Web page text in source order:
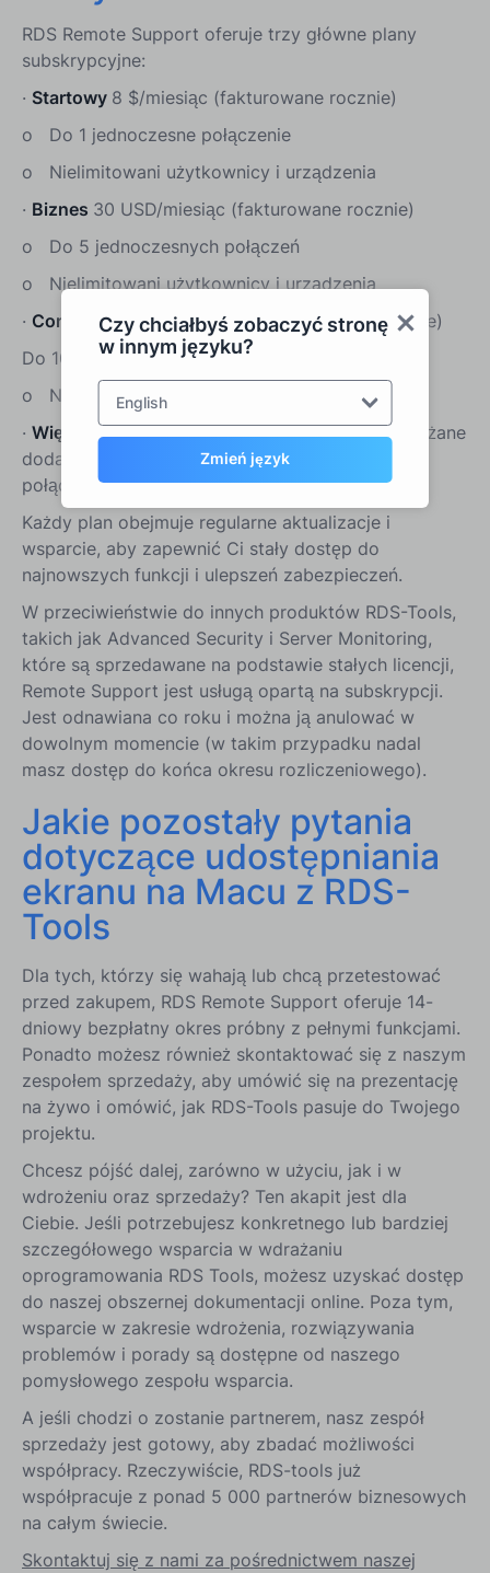
Czy chciałbyś zobaczyć stronę
w innym języku?
English
Zmień język
RDS Remote Support oferuje trzy główne plany
subskrypcyjne:
· Startowy 8 $/miesiąc (fakturowane rocznie)
o Do 1 jednoczesne połączenie
o Nielimitowani użytkownicy i urządzenia
· Biznes 30 USD/miesiąc (fakturowane rocznie)
o Do 5 jednoczesnych połączeń
o Nielimitowani użytkownicy i urządzenia
· Corporate50 USD/miesiąc (fakturowane rocznie)
Do 10 jednoczesnych połączeń
o Nielimitowani użytkownicy i urządzenia
· Więcej
Dalsze jednoczesne połączenia są obciążane
dodatkową opłatą w wysokości 5 USD za
połączenie/miesiąc (fakturowane rocznie)
Każdy plan obejmuje regularne aktualizacje i
wsparcie, aby zapewnić Ci stały dostęp do
najnowszych funkcji i ulepszeń zabezpieczeń.
W przeciwieństwie do innych produktów RDS-Tools,
takich jak Advanced Security i Server Monitoring,
które są sprzedawane na podstawie stałych licencji,
Remote Support jest usługą opartą na subskrypcji.
Jest odnawiana co roku i można ją anulować w
dowolnym momencie (w takim przypadku nadal
masz dostęp do końca okresu rozliczeniowego).
Jakie pozostały pytania
dotyczące udostępniania
ekranu na Macu z RDS-
Tools
Dla tych, którzy się wahają lub chcą przetestować
przed zakupem, RDS Remote Support oferuje 14-
dniowy bezpłatny okres próbny z pełnymi funkcjami.
Ponadto możesz również skontaktować się z naszym
zespołem sprzedaży, aby umówić się na prezentację
na żywo i omówić, jak RDS-Tools pasuje do Twojego
projektu.
Chcesz pójść dalej, zarówno w użyciu, jak i w
wdrożeniu oraz sprzedaży? Ten akapit jest dla
Ciebie. Jeśli potrzebujesz konkretnego lub bardziej
szczegółowego wsparcia w wdrażaniu
oprogramowania RDS Tools, możesz uzyskać dostęp
do naszej obszernej dokumentacji online. Poza tym,
wsparcie w zakresie wdrożenia, rozwiązywania
problemów i porady są dostępne od naszego
pomysłowego zespołu wsparcia.
A jeśli chodzi o zostanie partnerem, nasz zespół
sprzedaży jest gotowy, aby zbadać możliwości
współpracy. Rzeczywiście, RDS-tools już
współpracuje z ponad 5 000 partnerów biznesowych
na całym świecie.
Skontaktuj się z nami za pośrednictwem naszej